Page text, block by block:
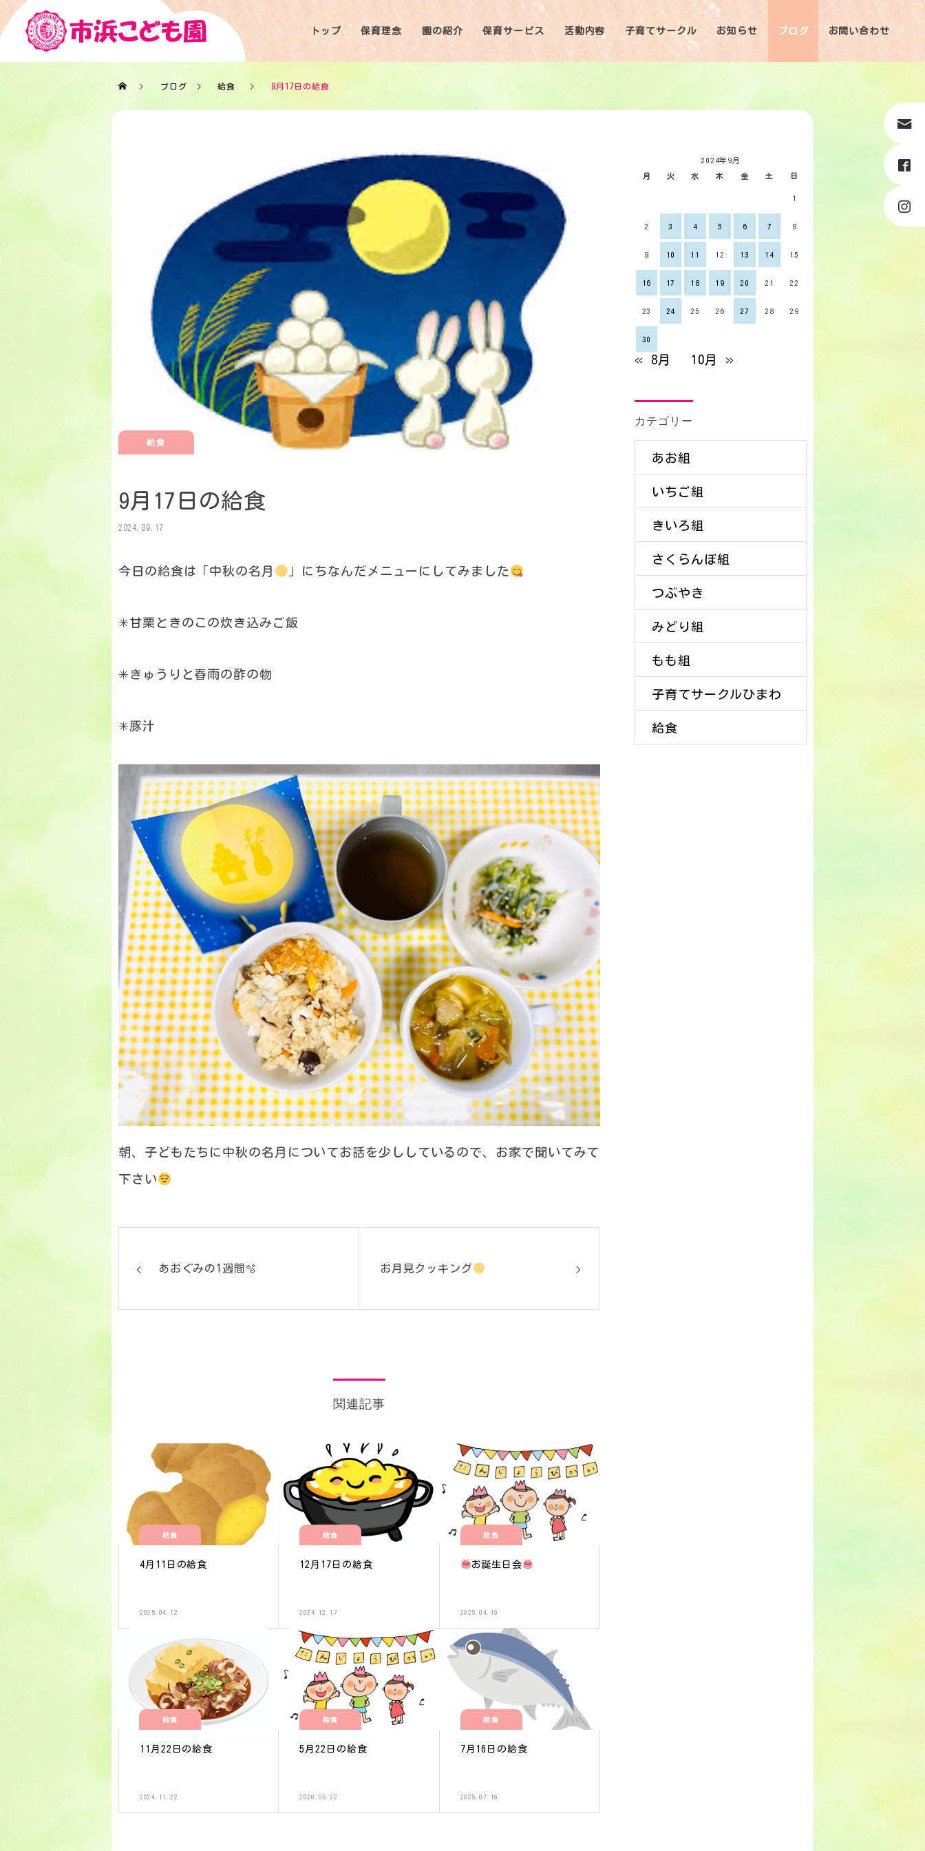
トップ 保育理念 園の紹介 保育サービス 活動内容 子育てサークル お知らせ ブログ お問い合わせ
ブログ 給食 9月17日の給食
給食
9月17日の給食
2024.09.17
今日の給食は「中秋の名月 」にちなんだメニューにしてみました
✳︎甘栗ときのこの炊き込みご飯
✳︎きゅうりと春雨の酢の物
✳︎豚汁
朝、子どもたちに中秋の名月についてお話を少ししているので、お家で聞いてみて
下さい
あおぐみの1週間🫧 お月見クッキング
関連記事
給食
4月11日の給食
2025.04.12
給食
12月17日の給食
2024.12.17
給食
お誕生日会
2025.04.19
給食
11月22日の給食
2024.11.22
給食
5月22日の給食
2026.05.22
給食
7月16日の給食
2025.07.16
2024年9月
月 火 水 木 金 土 日
1
2 3 4 5 6 7 8
9 10 11 12 13 14 15
16 17 18 19 20 21 22
23 24 25 26 27 28 29
30
« 8月 10月 »
カテゴリー
あお組
いちご組
きいろ組
さくらんぼ組
つぶやき
みどり組
もも組
子育てサークルひまわ
り
給食